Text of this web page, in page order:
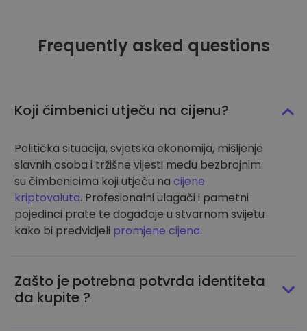
Frequently asked questions
Koji čimbenici utječu na cijenu?
Politička situacija, svjetska ekonomija, mišljenje
slavnih osoba i tržišne vijesti među bezbrojnim
su čimbenicima koji utječu na cijene
kriptovaluta. Profesionalni ulagači i pametni
pojedinci prate te događaje u stvarnom svijetu
kako bi predvidjeli promjene cijena.
Zašto je potrebna potvrda identiteta
da kupite ?